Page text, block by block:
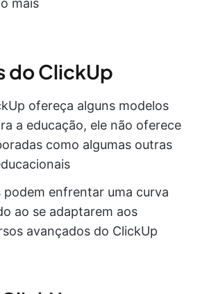
mais
do ClickUp
ofereça alguns modelos
a educação, ele não oferece
como algumas outras
podem enfrentar uma curva
ao se adaptarem aos
avançados do ClickUp